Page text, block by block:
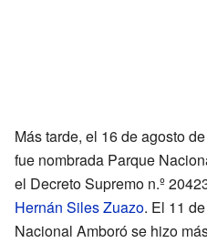
Más tarde, el 16 de agosto
fue nombrada Parque
el Decreto Supremo n.º
Hernán Siles Zuazo. El 11
Nacional Amboró se hizo